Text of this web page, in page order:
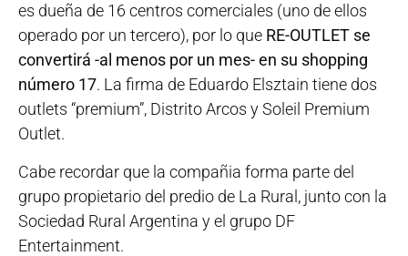
es dueña de 16 centros comerciales (uno de ellos
operado por un tercero), por lo que RE-OUTLET se
convertirá -al menos por un mes- en su shopping
número 17. La firma de Eduardo Elsztain tiene dos
outlets “premium”, Distrito Arcos y Soleil Premium
Outlet.
Cabe recordar que la compañia forma parte del
grupo propietario del predio de La Rural, junto con la
Sociedad Rural Argentina y el grupo DF
Entertainment.